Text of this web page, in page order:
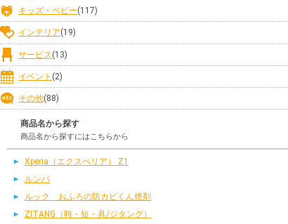
キッズ・ベビー(117)
インテリア(19)
サービス (13)
イベント (2)
その他(88)
商品名から探す
商品名から探すにはこちらから
Xperia（エクスぺリア） Z1
ルンバ
ルック おふろの防カビくん煙剤
ZITANG（時・短・具/ジタング）